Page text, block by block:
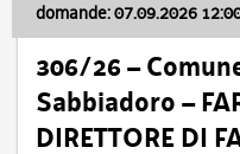
domande: 07.09.2026
306/26 –
Sabbiadoro –
DIRETTORE DI